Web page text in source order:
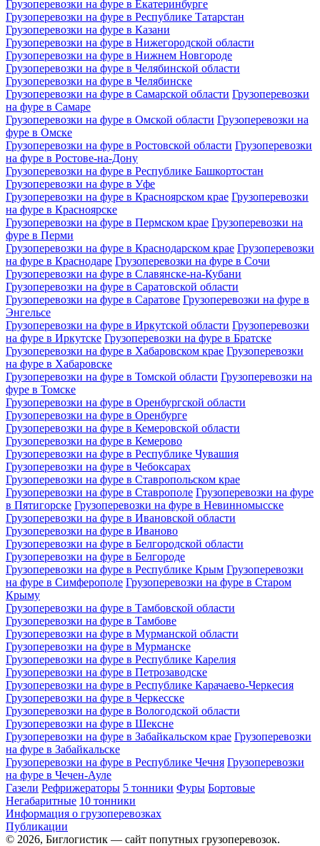
Грузоперевозки на фуре в Екатеринбурге
Грузоперевозки на фуре в Республике Татарстан
Грузоперевозки на фуре в Казани
Грузоперевозки на фуре в Нижегородской области
Грузоперевозки на фуре в Нижнем Новгороде
Грузоперевозки на фуре в Челябинской области
Грузоперевозки на фуре в Челябинске
Грузоперевозки на фуре в Самарской области Грузоперевозки
на фуре в Самаре
Грузоперевозки на фуре в Омской области Грузоперевозки на
фуре в Омске
Грузоперевозки на фуре в Ростовской области Грузоперевозки
на фуре в Ростове-на-Дону
Грузоперевозки на фуре в Республике Башкортостан
Грузоперевозки на фуре в Уфе
Грузоперевозки на фуре в Красноярском крае Грузоперевозки
на фуре в Красноярске
Грузоперевозки на фуре в Пермском крае Грузоперевозки на
фуре в Перми
Грузоперевозки на фуре в Краснодарском крае Грузоперевозки
на фуре в Краснодаре Грузоперевозки на фуре в Сочи
Грузоперевозки на фуре в Славянске-на-Кубани
Грузоперевозки на фуре в Саратовской области
Грузоперевозки на фуре в Саратове Грузоперевозки на фуре в
Энгельсе
Грузоперевозки на фуре в Иркутской области Грузоперевозки
на фуре в Иркутске Грузоперевозки на фуре в Братске
Грузоперевозки на фуре в Хабаровском крае Грузоперевозки
на фуре в Хабаровске
Грузоперевозки на фуре в Томской области Грузоперевозки на
фуре в Томске
Грузоперевозки на фуре в Оренбургской области
Грузоперевозки на фуре в Оренбурге
Грузоперевозки на фуре в Кемеровской области
Грузоперевозки на фуре в Кемерово
Грузоперевозки на фуре в Республике Чувашия
Грузоперевозки на фуре в Чебоксарах
Грузоперевозки на фуре в Ставропольском крае
Грузоперевозки на фуре в Ставрополе Грузоперевозки на фуре
в Пятигорске Грузоперевозки на фуре в Невинномысске
Грузоперевозки на фуре в Ивановской области
Грузоперевозки на фуре в Иваново
Грузоперевозки на фуре в Белгородской области
Грузоперевозки на фуре в Белгороде
Грузоперевозки на фуре в Республике Крым Грузоперевозки
на фуре в Симферополе Грузоперевозки на фуре в Старом
Крыму
Грузоперевозки на фуре в Тамбовской области
Грузоперевозки на фуре в Тамбове
Грузоперевозки на фуре в Мурманской области
Грузоперевозки на фуре в Мурманске
Грузоперевозки на фуре в Республике Карелия
Грузоперевозки на фуре в Петрозаводске
Грузоперевозки на фуре в Республике Карачаево-Черкесия
Грузоперевозки на фуре в Черкесске
Грузоперевозки на фуре в Вологодской области
Грузоперевозки на фуре в Шексне
Грузоперевозки на фуре в Забайкальском крае Грузоперевозки
на фуре в Забайкальске
Грузоперевозки на фуре в Республике Чечня Грузоперевозки
на фуре в Чечен-Ауле
Газели Рефрижераторы 5 тонники Фуры Бортовые
Негабаритные 10 тонники
Информация о грузоперевозках
Публикации
© 2026, Биглогистик — сайт попутных грузоперевозок.